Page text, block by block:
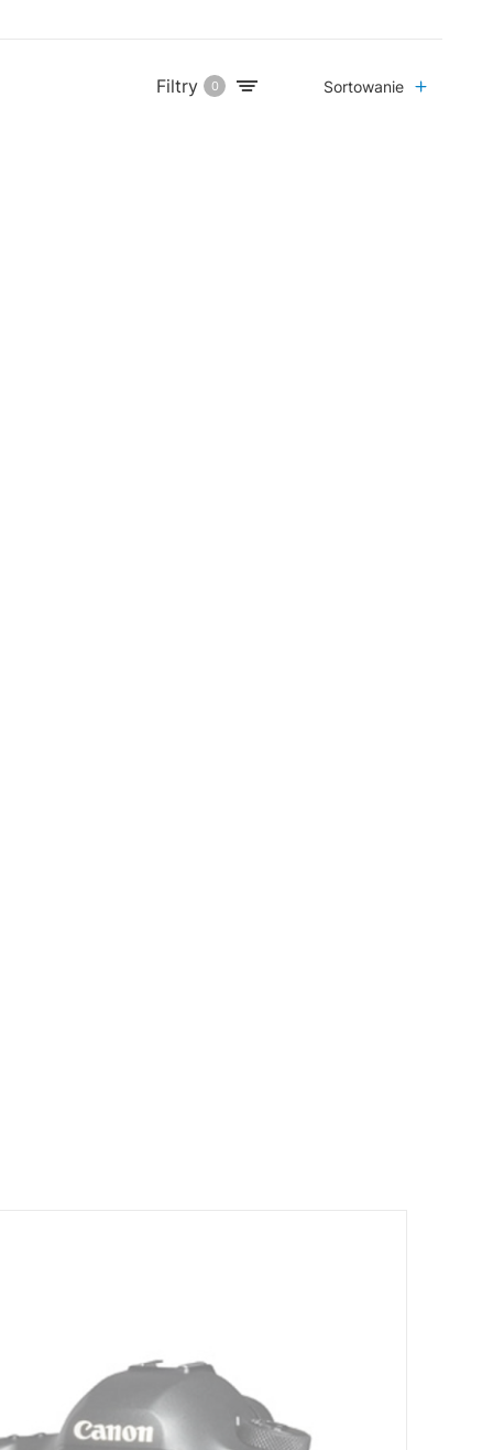
Filtry 0 Sortowanie